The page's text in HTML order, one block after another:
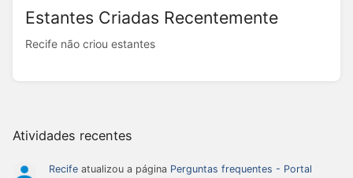
Atividades recentes
Recife atualizou a página Perguntas frequentes - Portal
Estantes Criadas Recentemente
Recife não criou estantes